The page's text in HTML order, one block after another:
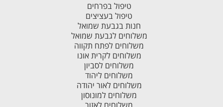
טיפול בפרחים
טיפול בעציצים
חנות בגבעת שמואל
משלוחים לגבעת שמואל
משלוחים לפתח תקווה
משלוחים לקרית אונו
משלוחים לסביון
משלוחים ליהוד
משלוחים לאור יהודה
משלוחים למונוסון